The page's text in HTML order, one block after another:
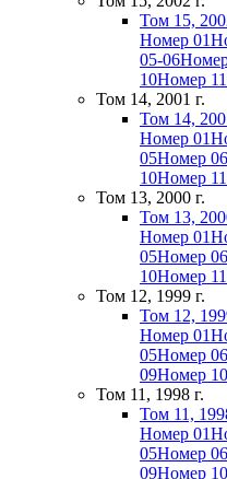
Том 15,
Номер 01
05-06
10Номер 11
Том 14, 2001 г.
Том 14,
Номер 01
05Номер
10Номер 11
Том 13, 2000 г.
Том 13,
Номер 01
05Номер
10Номер 11
Том 12, 1999 г.
Том 12,
Номер 01
05Номер 06
09Номер 10
Том 11, 1998 г.
Том 11,
Номер 01
05Номер 06
09Номер 10